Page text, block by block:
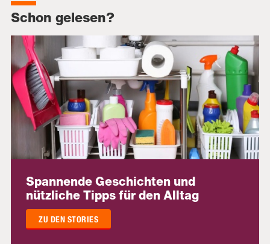
Schon gelesen?
Spannende Geschichten und
nützliche Tipps für den Alltag
ZU DEN STORIES